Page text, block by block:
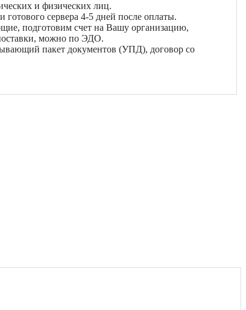
и физических лиц.
готового сервера 4-5 дней после оплаты.
подготовим счет на Вашу организацию,
можно по ЭДО.
пакет документов (УПД), договор со